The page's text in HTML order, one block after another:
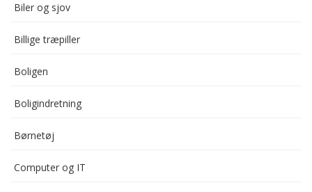
Biler og sjov
Billige træpiller
Boligen
Boligindretning
Børnetøj
Computer og IT